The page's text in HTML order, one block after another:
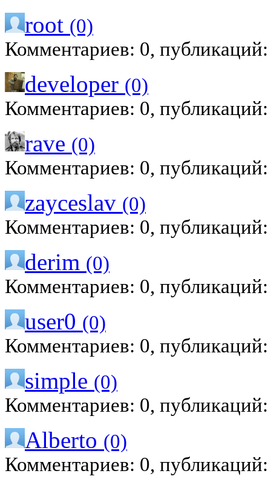
root (0)
Комментариев: 0,
developer (0)
Комментариев: 0,
rave (0)
Комментариев: 0,
zayceslav (0)
Комментариев: 0,
derim (0)
Комментариев: 0,
user0 (0)
Комментариев: 0,
simple (0)
Комментариев: 0,
Alberto (0)
Комментариев: 0,